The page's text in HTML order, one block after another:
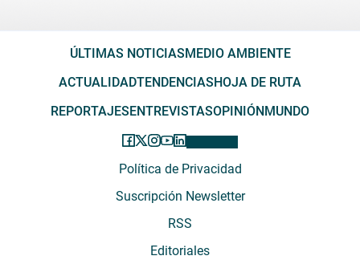
ÚLTIMAS NOTICIASMEDIO AMBIENTE
ACTUALIDADTENDENCIASHOJA DE RUTA
REPORTAJESENTREVISTASOPINIÓNMUNDO
Política de Privacidad
Suscripción Newsletter
RSS
Editoriales